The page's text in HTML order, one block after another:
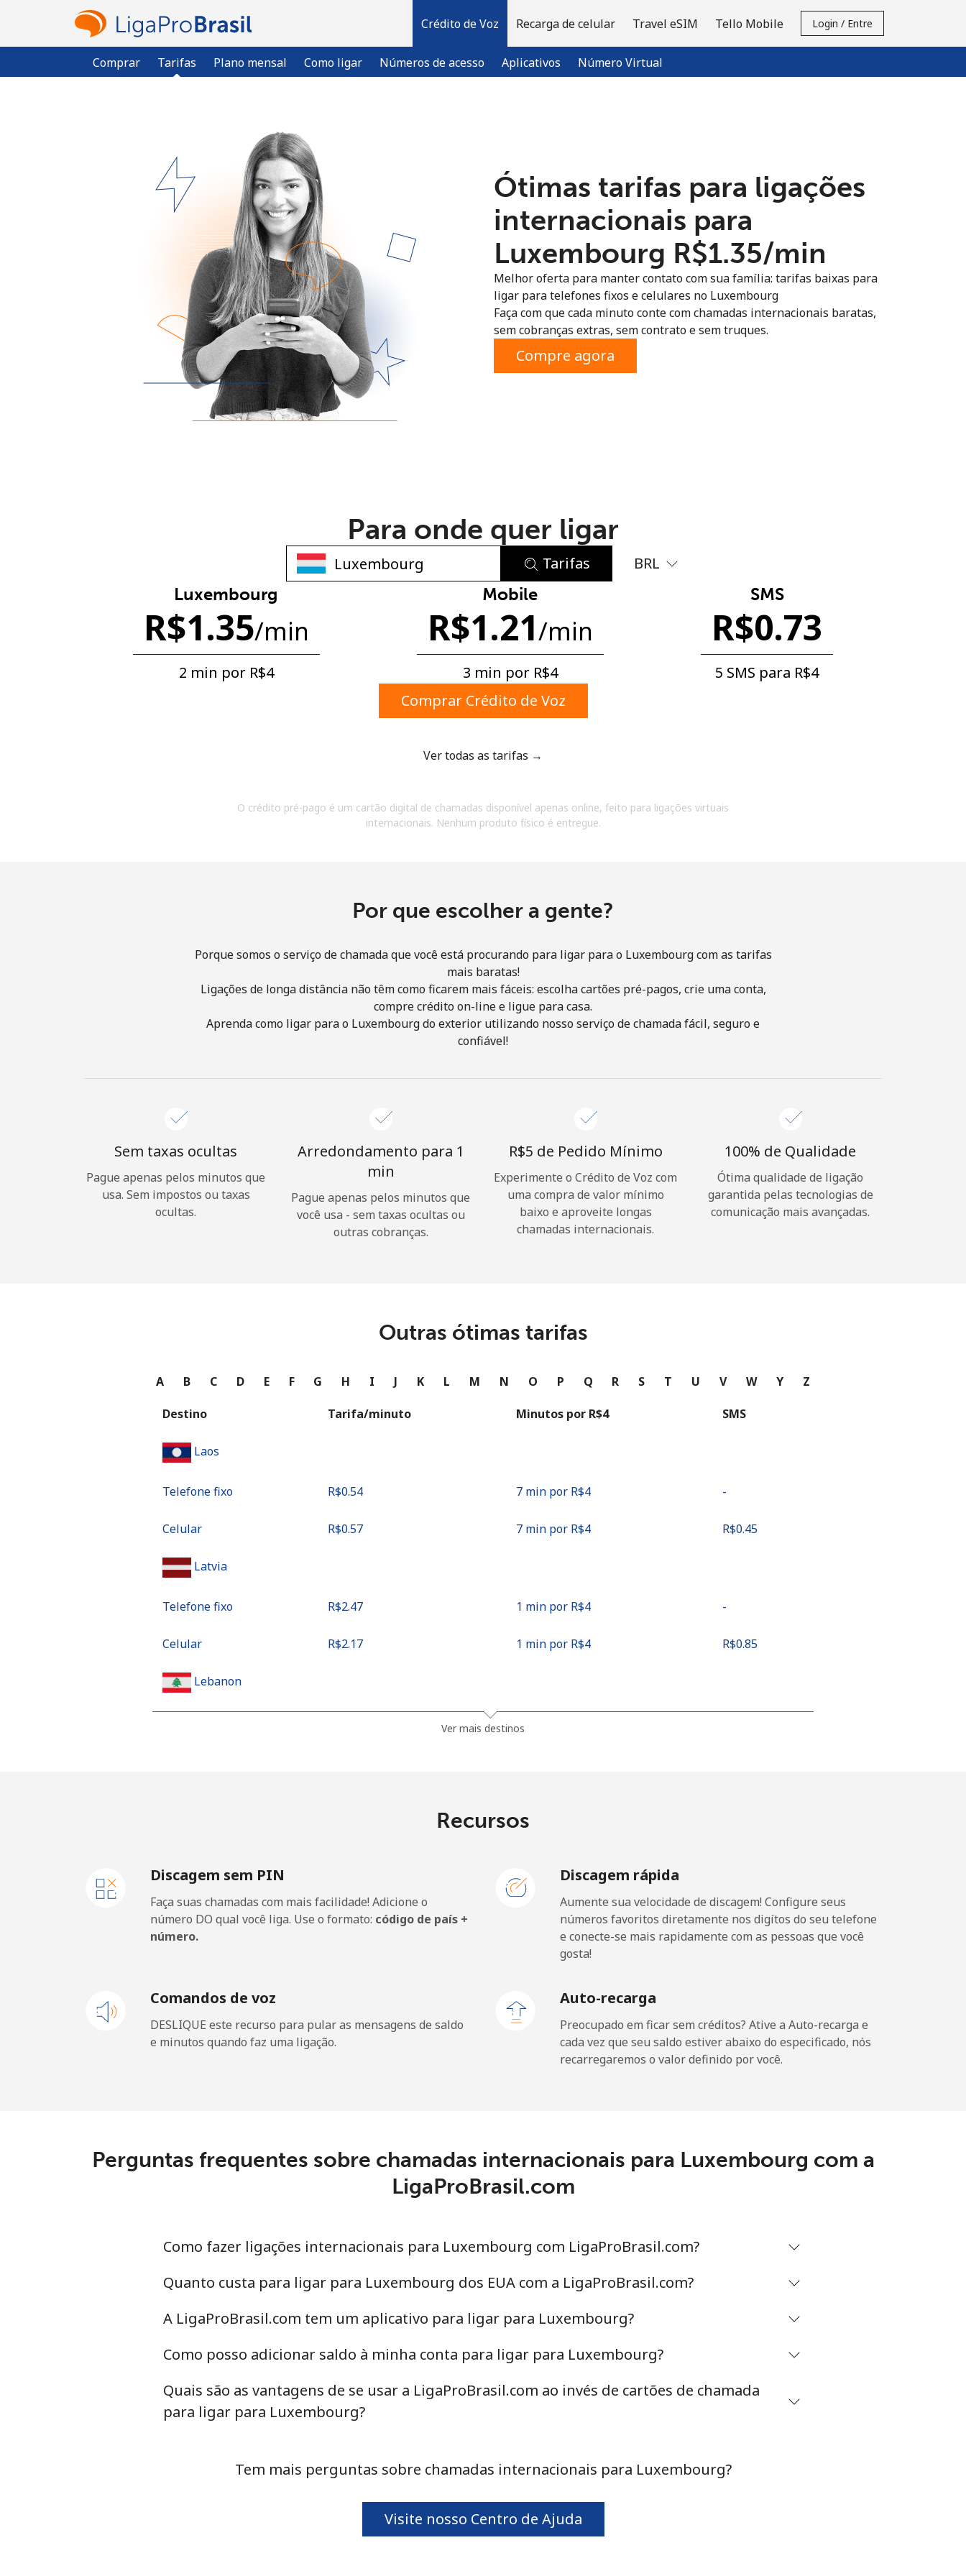
Crédito de Voz
Comprar Tarifas Plano mensal Como ligar Números de acesso Aplicativos Número Virtual
Recarga de celular Travel eSIM Tello Mobile Login / Entre
Já tem uma conta?ENTRE →
Entrar com
Mínimo de 8 caracteres
Uma letra maiúscula e minúscula
Um caractere especial
ofertas.
Entre
Olá!
Esqueceu sua senha? →
Continuar com
Ótimas tarifas para ligações
internacionais para
Luxembourg ⁦R$1.35⁩/min
Melhor oferta para manter contato com sua família: tarifas baixas para
ligar para telefones fixos e celulares no Luxembourg
Faça com que cada minuto conte com chamadas internacionais baratas,
sem cobranças extras, sem contrato e sem truques.
Compre agora
Para onde quer ligar
Tarifas BRL
Luxembourg
R$1.35/min
2 min por ⁦R$4⁩
Mobile
R$1.21/min
3 min por ⁦R$4⁩
SMS
R$0.73
5 SMS para ⁦R$4⁩
Comprar Crédito de Voz
Ver todas as tarifas →
O crédito pré-pago é um cartão digital de chamadas disponível apenas online, feito para ligações virtuais
internacionais. Nenhum produto físico é entregue.
Por que escolher a gente?
Porque somos o serviço de chamada que você está procurando para ligar para o Luxembourg com as tarifas
mais baratas!
Ligações de longa distância não têm como ficarem mais fáceis: escolha cartões pré-pagos, crie uma conta,
compre crédito on-line e ligue para casa.
Aprenda como ligar para o Luxembourg do exterior utilizando nosso serviço de chamada fácil, seguro e
confiável!
Sem taxas ocultas
Pague apenas pelos minutos que
usa. Sem impostos ou taxas
ocultas.
Arredondamento para 1
min
Pague apenas pelos minutos que
você usa - sem taxas ocultas ou
outras cobranças.
⁦R$5⁩ de Pedido Mínimo
Experimente o Crédito de Voz com
uma compra de valor mínimo
baixo e aproveite longas
chamadas internacionais.
100% de Qualidade
Ótima qualidade de ligação
garantida pelas tecnologias de
comunicação mais avançadas.
Outras ótimas tarifas
A B C D E F G H I J K L M N O P Q R S T U V W Y Z
Destino Tarifa/minuto Minutos por ⁦R$4⁩ SMS
Laos
Telefone fixo ⁦R$0.54⁩ 7 min por ⁦R$4⁩ -
Celular ⁦R$0.57⁩ 7 min por ⁦R$4⁩ ⁦R$0.45⁩
Latvia
Telefone fixo ⁦R$2.47⁩ 1 min por ⁦R$4⁩ -
Celular ⁦R$2.17⁩ 1 min por ⁦R$4⁩ ⁦R$0.85⁩
Lebanon
Celular 1 min por ⁦R$4⁩
Liberia
1 min por ⁦R$4⁩
Libya
2 min por ⁦R$4⁩ -
6 min por ⁦R$4⁩
Lithuania
⁦R$0.20⁩ 20 min por ⁦R$4⁩
Telefone fixo ⁦R$1.35⁩
Ver mais destinos
Recursos
Discagem sem PIN
Faça suas chamadas com mais facilidade! Adicione o
número DO qual você liga. Use o formato: código de país +
número.
Discagem rápida
Aumente sua velocidade de discagem! Configure seus
números favoritos diretamente nos digítos do seu telefone
e conecte-se mais rapidamente com as pessoas que você
gosta!
Comandos de voz
DESLIQUE este recurso para pular as mensagens de saldo
e minutos quando faz uma ligação.
Auto-recarga
Preocupado em ficar sem créditos? Ative a Auto-recarga e
cada vez que seu saldo estiver abaixo do especificado, nós
recarregaremos o valor definido por você.
Perguntas frequentes sobre chamadas internacionais para Luxembourg com a
LigaProBrasil.com
Como fazer ligações internacionais para Luxembourg com LigaProBrasil.com?
Quanto custa para ligar para Luxembourg dos EUA com a LigaProBrasil.com?
A LigaProBrasil.com tem um aplicativo para ligar para Luxembourg?
Como posso adicionar saldo à minha conta para ligar para Luxembourg?
Quais são as vantagens de se usar a LigaProBrasil.com ao invés de cartões de chamada
para ligar para Luxembourg?
Tem mais perguntas sobre chamadas internacionais para Luxembourg?
Visite nosso Centro de Ajuda